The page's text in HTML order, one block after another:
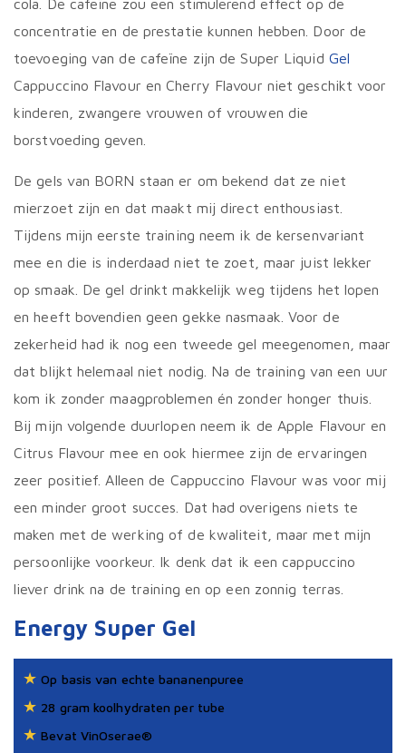
cola. De cafeïne zou een stimulerend effect op de
concentratie en de prestatie kunnen hebben. Door de
toevoeging van de cafeïne zijn de Super Liquid Gel
Cappuccino Flavour en Cherry Flavour niet geschikt voor
kinderen, zwangere vrouwen of vrouwen die
borstvoeding geven.
De gels van BORN staan er om bekend dat ze niet
mierzoet zijn en dat maakt mij direct enthousiast.
Tijdens mijn eerste training neem ik de kersenvariant
mee en die is inderdaad niet te zoet, maar juist lekker
op smaak. De gel drinkt makkelijk weg tijdens het lopen
en heeft bovendien geen gekke nasmaak. Voor de
zekerheid had ik nog een tweede gel meegenomen, maar
dat blijkt helemaal niet nodig. Na de training van een uur
kom ik zonder maagproblemen én zonder honger thuis.
Bij mijn volgende duurlopen neem ik de Apple Flavour en
Citrus Flavour mee en ook hiermee zijn de ervaringen
zeer positief. Alleen de Cappuccino Flavour was voor mij
een minder groot succes. Dat had overigens niets te
maken met de werking of de kwaliteit, maar met mijn
persoonlijke voorkeur. Ik denk dat ik een cappuccino
liever drink na de training en op een zonnig terras.
Energy Super Gel
★ Op basis van echte bananenpuree
★ 28 gram koolhydraten per tube
★ Bevat VinOserae®